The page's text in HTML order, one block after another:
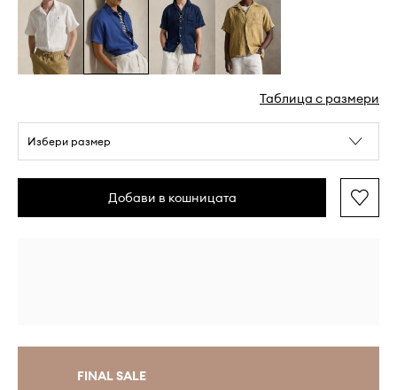
Таблица с размери
Избери размер
Добави в кошницата
FINAL SALE